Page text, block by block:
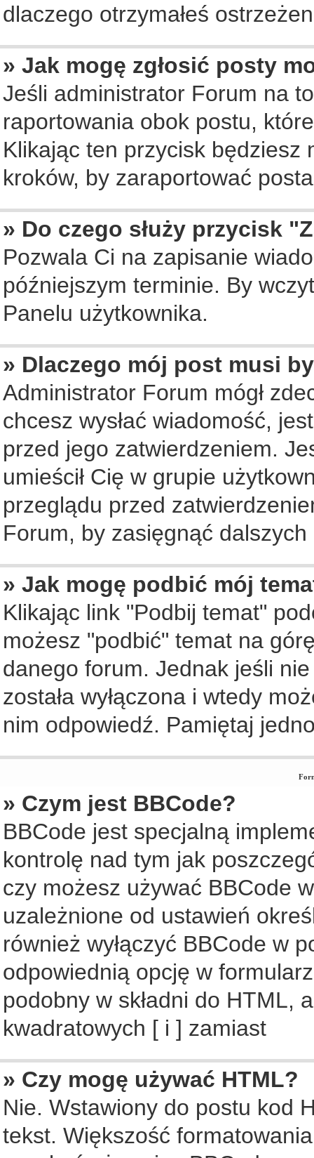
dlaczego otrzymałeś
» Jak mogę zgłosić posty
Jeśli administrator Forum na
raportowania obok postu,
Klikając ten przycisk będziesz
kroków, by zaraportować
» Do czego służy przycisk
Pozwala Ci na zapisanie
późniejszym terminie. By
Panelu użytkownika.
» Dlaczego mój post musi
Administrator Forum mógł
chcesz wysłać wiadomość,
przed jego zatwierdzeniem.
umieścił Cię w grupie
przeglądu przed
Forum, by zasięgnąć
» Jak mogę podbić mój
Klikając link "Podbij temat"
możesz "podbić" temat na
danego forum. Jednak jeśli
została wyłączona i wtedy
nim odpowiedź. Pamiętaj
» Czym jest BBCode?
BBCode jest specjalną
kontrolę nad tym jak
czy możesz używać BBCode
uzależnione od ustawień
również wyłączyć BBCode w
odpowiednią opcję w
podobny w składni do HTML,
kwadratowych [ i ] zamiast
» Czy mogę używać HTML?
Nie. Wstawiony do postu kod
tekst. Większość